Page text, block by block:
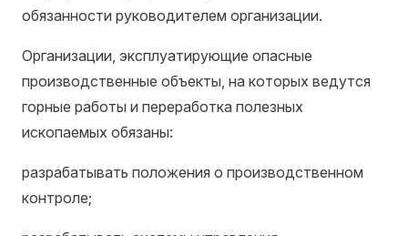
обязанности руководителем организации.
Организации, эксплуатирующие опасные
производственные объекты, на которых ведутся
горные работы и переработка полезных
ископаемых обязаны:
разрабатывать положения о производственном
контроле;